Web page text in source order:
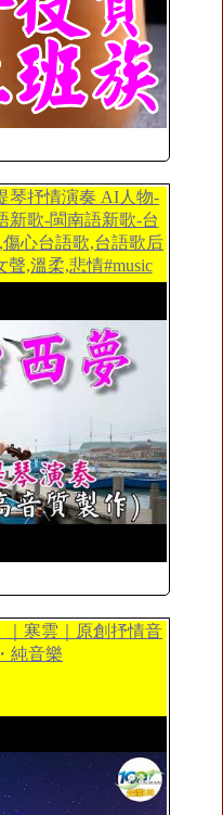
琴抒情演奏 AI人物-
新歌-閩南語新歌-台
心台語歌,台語歌后
,溫柔,悲情#music
｜寒雲｜原創抒情音
純音樂